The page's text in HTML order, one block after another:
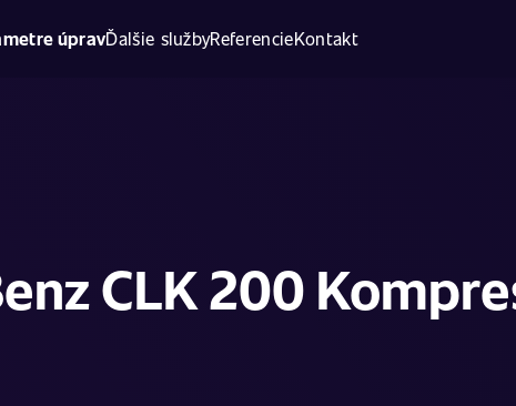
úpravĎalšie službyReferencieKontakt
CLK 200